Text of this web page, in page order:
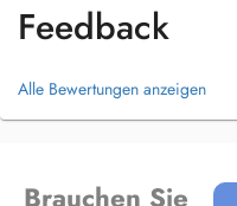
Feedback
Alle Bewertungen anzeigen
Brauchen Sie